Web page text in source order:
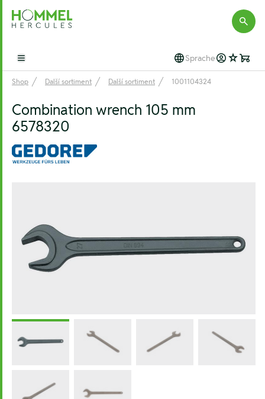
Hommel Hercules
Open main menu Sprache
Shop Další sortiment Další sortiment 1001104324
Combination wrench 105 mm
6578320